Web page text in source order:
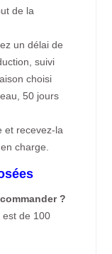
de la
un délai de
suivi
choisi
50 jours
et recevez-la
charge.
?
est de 100